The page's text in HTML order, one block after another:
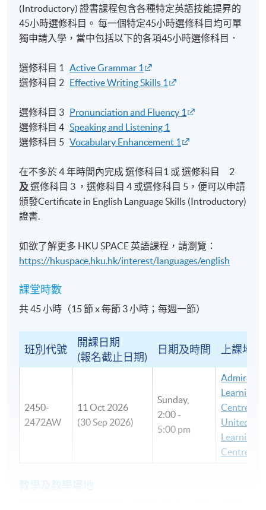
(Introductory) 證書課程包含各種特定英語技能提昇的
45小時選修科目。 每一個特定45小時選修科目均可單
獨申請入學，當中包括以下的各項45小時選修科目．
選修科目 1Active Grammar 1
選修科目 2 Effective Writing Skills 1
選修科目 3 Pronunciation and Fluency 1
選修科目 4Speaking and Listening 1
選修科目 5Vocabulary Enhancement 1
在不多於４年時間內完成 選修科目1 或 選修科目 2
及 選修科目 3 ，選修科目 4 或選修科目 5，便可以申請
頒發Certificate in English Language Skills (Introductory)
證書.
如欲了解更多 HKU SPACE 英語課程，請瀏覽：
https://hkuspace.hku.hk/interest/languages/english
課堂時數
共 45 小時（15 節 x 每節 3 小時；每週一節）
班別代號
開課日期
(報名截止日期)
日期及時間 上課地點
2450-
2472AW
11 Oct 2026
(30 Sep 2026)
Sunday,
2:00 -
5:00 pm
Admiralty
Learning
Centre /
United
Learning
Centre
教學及教學場地